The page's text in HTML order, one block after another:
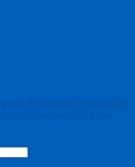
CÔNG TY TNHH CƠ ĐIỆN PHƯƠNG
hành bởi CÔNG NGHỆ VIỆT JSC